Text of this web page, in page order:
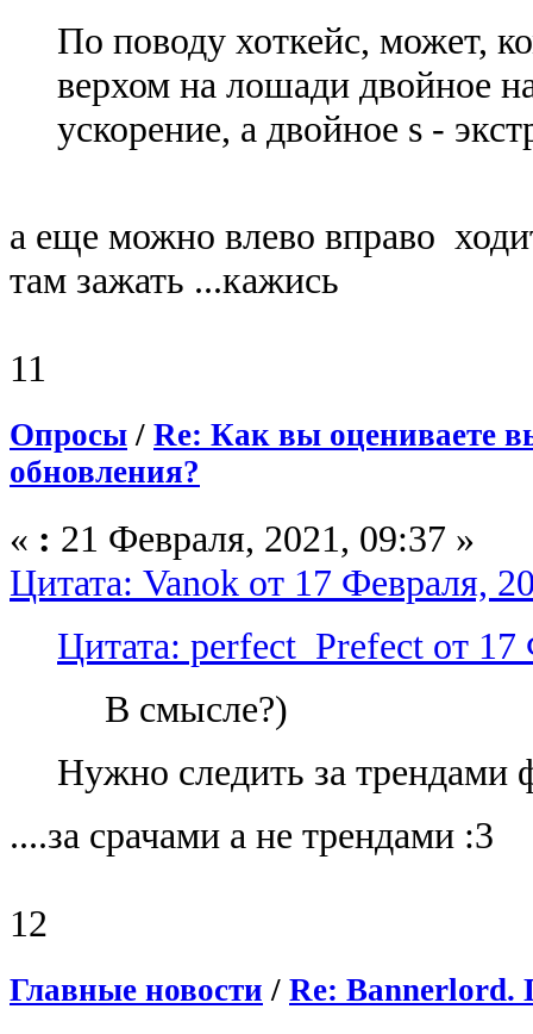
По поводу хоткейс, может,
верхом на лошади двойное
ускорение, а двойное s -
а еще можно влево вправо
там зажать ...кажись
11
Опросы / Re: Как вы оцениваете
обновления?
« : 21 Февраля, 2021, 09:37 »
Цитата: Vanok от 17 Февраля,
Цитата: perfect_Prefect от
В смысле?)
Нужно следить за
....за срачами а не трендами :3
12
Главные новости / Re: Bannerlord.